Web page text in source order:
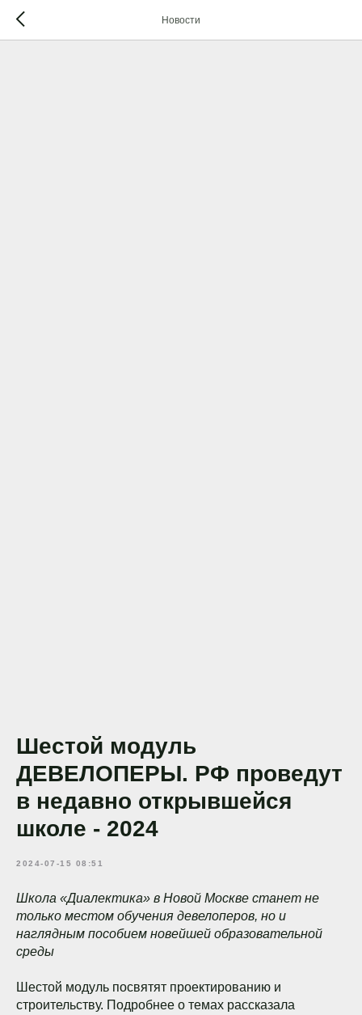
Новости
Шестой модуль
ДЕВЕЛОПЕРЫ. РФ проведут
в недавно открывшейся
школе - 2024
2024-07-15 08:51
Школа «Диалектика» в Новой Москве станет не
только местом обучения девелоперов, но и
наглядным пособием новейшей образовательной
среды
Шестой модуль посвятят проектированию и
строительству. Подробнее о темах рассказала